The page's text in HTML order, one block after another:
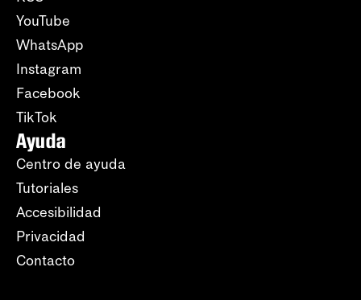
YouTube
WhatsApp
Instagram
Facebook
TikTok
Ayuda
Centro de ayuda
Tutoriales
Accesibilidad
Privacidad
Contacto